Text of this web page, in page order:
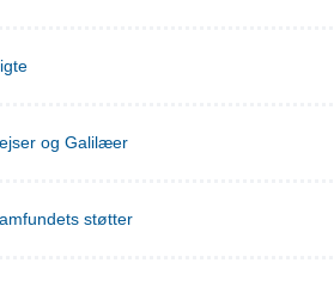
og Galilæer
støtter